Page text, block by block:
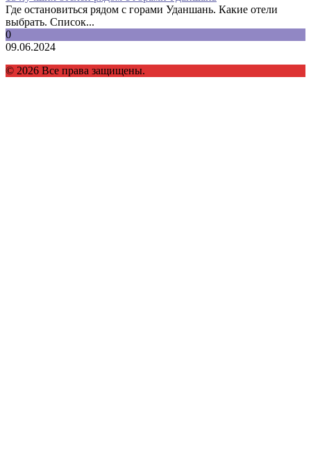
Где остановиться рядом с горами Уданшань. Какие отели
выбрать. Список...
0
09.06.2024
© 2026 Все права защищены.